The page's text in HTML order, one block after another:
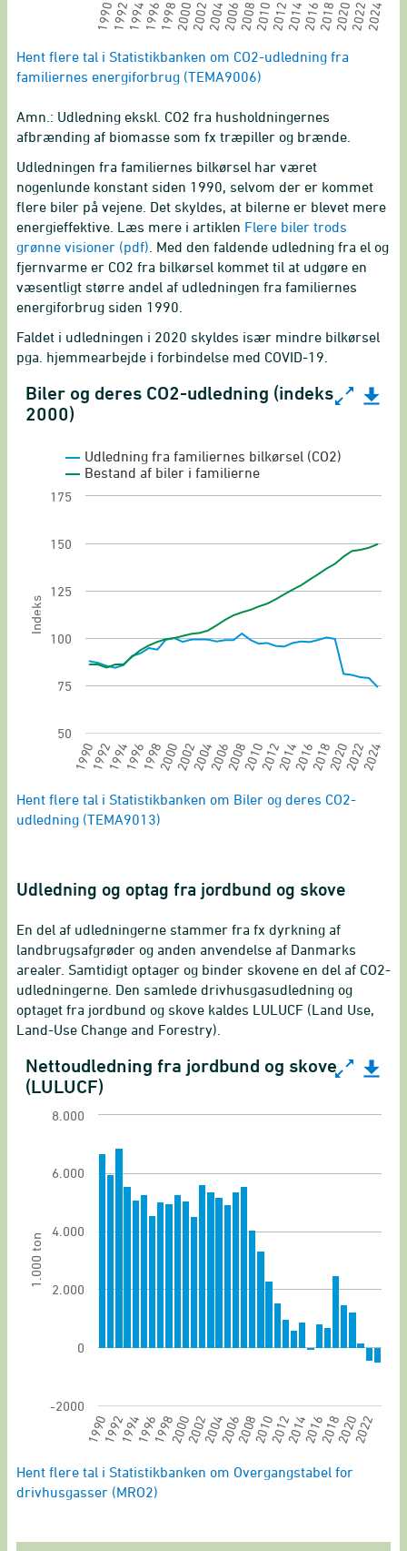
199019921994199619982000200220042006200820102012201420162018202020222024
End of interactive chart.
Hent flere tal i Statistikbanken om CO2-udledning fra
familiernes energiforbrug (TEMA9006)
Amn.: Udledning ekskl. CO2 fra husholdningernes
afbrænding af biomasse som fx træpiller og brænde.
Udledningen fra familiernes bilkørsel har været
nogenlunde konstant siden 1990, selvom der er kommet
flere biler på vejene. Det skyldes, at bilerne er blevet mere
energieffektive. Læs mere i artiklen Flere biler trods
grønne visioner (pdf) . Med den faldende udledning fra el og
fjernvarme er CO2 fra bilkørsel kommet til at udgøre en
væsentligt større andel af udledningen fra familiernes
energiforbrug siden 1990.
Faldet i udledningen i 2020 skyldes især mindre bilkørsel
pga. hjemmearbejde i forbindelse med COVID-19.
Biler og deres CO2-udledning (indeks 2000)
Line chart with 2 lines.
Biler og deres C02-udledning
View as data table, Biler og deres CO2-
The chart has 1 Y axis displaying Indeks.
Indeks
Biler og deres CO2-udledning (indeks
2000)
Udledning fra familiernes bilkørsel (CO2)
Bestand af biler i familierne
199019921994199619982000200220042006200820102012201420162018202020222024
100
50
75
125
150
175
End of interactive chart.
Hent flere tal i Statistikbanken om Biler og deres CO2-
udledning (TEMA9013)
Udledning og optag fra jordbund og skove
En del af udledningerne stammer fra fx dyrkning af
landbrugsafgrøder og anden anvendelse af Danmarks
arealer. Samtidigt optager og binder skovene en del af CO2-
udledningerne. Den samlede drivhusgasudledning og
optaget fra jordbund og skove kaldes LULUCF (Land Use,
Land-Use Change and Forestry).
Nettoudledning fra jordbund og skove (LULUCF)
Bar chart with 34 bars.
Overgangstabel for drivhusgasser
View as data table, Nettoudledning fra
The chart has 1 X axis displaying categories.
The chart has 1 Y axis displaying 1.000 ton.
1.000 ton
Nettoudledning fra jordbund og skove
(LULUCF)
19901992199419961998200020022004200620082010201220142016201820202022
-2000
0
2.000
4.000
6.000
8.000
End of interactive chart.
Hent flere tal i Statistikbanken om Overgangstabel for
drivhusgasser (MRO2)